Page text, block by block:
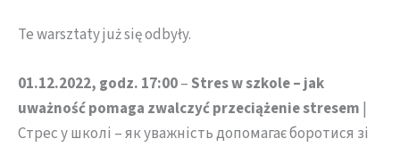
Te warsztaty już się odbyły.
01.12.2022, godz. 17:00–Stres w szkole – jak
uważność pomaga zwalczyć przeciążenie stresem |
Стрес у школі – як уважність допомагає боротися зі